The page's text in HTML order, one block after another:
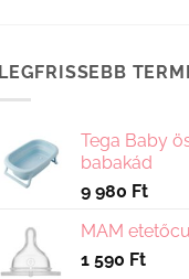
LEGFRISSEBB
Tega Baby
babakád
9 980 Ft
MAM
1 590 Ft